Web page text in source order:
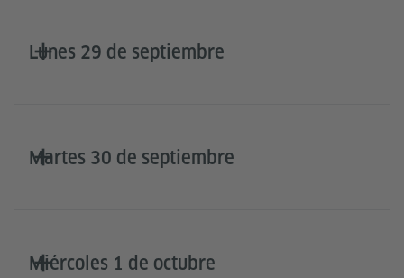
Lunes 29 de septiembre
Martes 30 de septiembre
Miércoles 1 de octubre